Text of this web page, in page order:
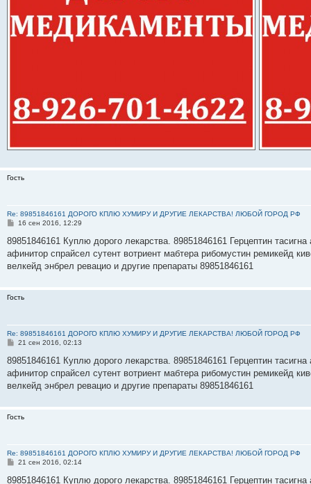
Гость
Re: 89851846161 ДОРОГО КПЛЮ ХУМИРУ И ДРУГИЕ ЛЕКАРСТВА! ЛЮБОЙ ГОРОД РФ
С
о
щ
е
е
16 сен 2016, 12:29
89851846161 Куплю дорого лекарства. 89851846161 Герцептин
афинитор спрайсел сутент вотриент мабтера рибомустин ремикейд
велкейд энбрел ревацио и другие препараты 89851846161
Гость
Re: 89851846161 ДОРОГО КПЛЮ ХУМИРУ И ДРУГИЕ ЛЕКАРСТВА! ЛЮБОЙ ГОРОД РФ
С
о
щ
е
е
21 сен 2016, 02:13
89851846161 Куплю дорого лекарства. 89851846161 Герцептин
афинитор спрайсел сутент вотриент мабтера рибомустин ремикейд
велкейд энбрел ревацио и другие препараты 89851846161
Гость
Re: 89851846161 ДОРОГО КПЛЮ ХУМИРУ И ДРУГИЕ ЛЕКАРСТВА! ЛЮБОЙ ГОРОД РФ
С
о
21 сен 2016, 02:14
89851846161 Куплю дорого лекарства. 89851846161 Герцептин